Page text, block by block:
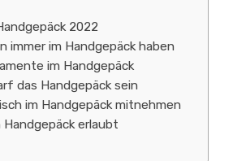
2022
immer im Handgepäck haben
im Handgepäck
das Handgepäck sein
im Handgepäck mitnehmen
erlaubt